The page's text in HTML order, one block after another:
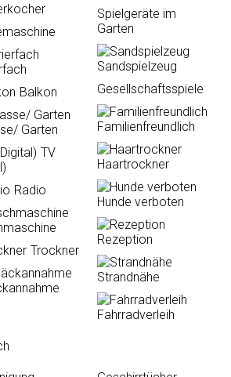
Balkon
Garten
TV
Radio
Trockner
Spielgeräte im
Garten
Sandspielzeug
Gesellschaftsspiele
Familienfreundlich
Haartrockner
Hunde verboten
Rezeption
Strandnähe
Fahrradverleih